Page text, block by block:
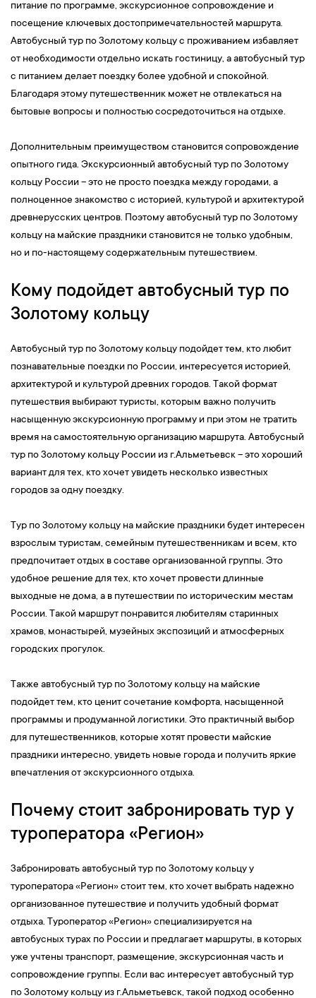
питание по программе, экскурсионное сопровождение и
посещение ключевых достопримечательностей маршрута.
Автобусный тур по Золотому кольцу с проживанием избавляет
от необходимости отдельно искать гостиницу, а автобусный тур
с питанием делает поездку более удобной и спокойной.
Благодаря этому путешественник может не отвлекаться на
бытовые вопросы и полностью сосредоточиться на отдыхе.
Дополнительным преимуществом становится сопровождение
опытного гида. Экскурсионный автобусный тур по Золотому
кольцу России – это не просто поездка между городами, а
полноценное знакомство с историей, культурой и архитектурой
древнерусских центров. Поэтому автобусный тур по Золотому
кольцу на майские праздники становится не только удобным,
но и по-настоящему содержательным путешествием.
Кому подойдет автобусный тур по
Золотому кольцу
Автобусный тур по Золотому кольцу подойдет тем, кто любит
познавательные поездки по России, интересуется историей,
архитектурой и культурой древних городов. Такой формат
путешествия выбирают туристы, которым важно получить
насыщенную экскурсионную программу и при этом не тратить
время на самостоятельную организацию маршрута. Автобусный
тур по Золотому кольцу России из г.Альметьевск – это хороший
вариант для тех, кто хочет увидеть несколько известных
городов за одну поездку.
Тур по Золотому кольцу на майские праздники будет интересен
взрослым туристам, семейным путешественникам и всем, кто
предпочитает отдых в составе организованной группы. Это
удобное решение для тех, кто хочет провести длинные
выходные не дома, а в путешествии по историческим местам
России. Такой маршрут понравится любителям старинных
храмов, монастырей, музейных экспозиций и атмосферных
городских прогулок.
Также автобусный тур по Золотому кольцу на майские
подойдет тем, кто ценит сочетание комфорта, насыщенной
программы и продуманной логистики. Это практичный выбор
для путешественников, которые хотят провести майские
праздники интересно, увидеть новые города и получить яркие
впечатления от экскурсионного отдыха.
Почему стоит забронировать тур у
туроператора «Регион»
Забронировать автобусный тур по Золотому кольцу у
туроператора «Регион» стоит тем, кто хочет выбрать надежно
организованное путешествие и получить удобный формат
отдыха. Туроператор «Регион» специализируется на
автобусных турах по России и предлагает маршруты, в которых
уже учтены транспорт, размещение, экскурсионная часть и
сопровождение группы. Если вас интересует автобусный тур
по Золотому кольцу из г.Альметьевск, такой подход особенно